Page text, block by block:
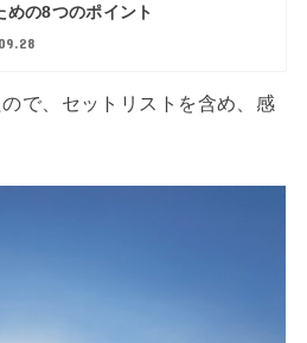
めの8つのポイント
で、セットリストを含め、感